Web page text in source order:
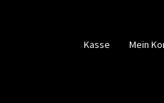
Kasse Mein